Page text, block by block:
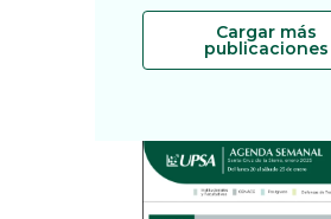
Cargar más
publicaciones